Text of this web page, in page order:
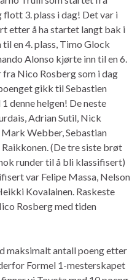
3. plass i dag! Det var i
etter å ha startet langt bak i
en 4. plass, Timo Glock
Alonso kjørte inn til en 6.
fra Nico Rosberg som i dag
gikk til Sebastien
denne helgen! De neste
Adrian Sutil, Nick
Webber, Sebastian
(De tre siste brøt
runder til å bli klassifisert)
var Felipe Massa, Nelson
Kovalainen. Raskeste
Rosberg med tiden
maksimalt antall poeng etter
Formel 1-mesterskapet